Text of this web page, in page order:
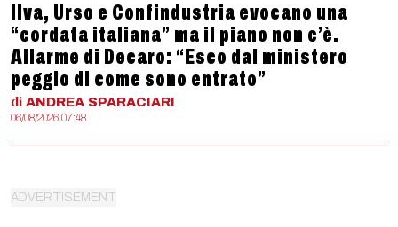
Ilva, Urso e Confindustria evocano una
“cordata italiana” ma il piano non c’è.
Allarme di Decaro: “Esco dal ministero
peggio di come sono entrato”
di ANDREA SPARACIARI
06/08/2026 07:48